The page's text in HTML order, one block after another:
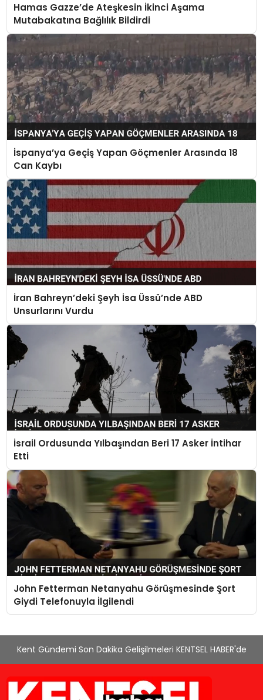
Hamas Gazze’de Ateşkesin İkinci Aşama
Mutabakatına Bağlılık Bildirdi
İspanya’ya Geçiş Yapan Göçmenler Arasında 18
Can Kaybı
İran Bahreyn’deki Şeyh İsa Üssü’nde ABD
Unsurlarını Vurdu
İsrail Ordusunda Yılbaşından Beri 17 Asker İntihar
Etti
John Fetterman Netanyahu Görüşmesinde Şort
Giydi Telefonuyla İlgilendi
Kent Gündemi Son Dakika Gelişilmeleri KENTSEL HABER'de